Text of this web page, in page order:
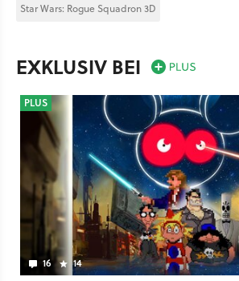
Star Wars: Rogue Squadron 3D
EXKLUSIV BEI
16 14
PLUS